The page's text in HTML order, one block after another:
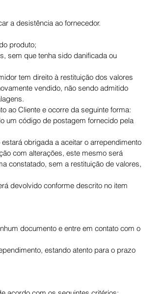
a desistência ao fornecedor.
produto;
sem que tenha sido danificada ou
tem direito à restituição dos valores
vendido, não sendo admitido
ao Cliente e ocorre da seguinte forma:
um código de postagem fornecido pela
obrigada a aceitar o arrependimento
com alterações, este mesmo será
constatado, sem a restituição de valores,
devolvido conforme descrito no item
documento e entre em contato com o
estando atento para o prazo